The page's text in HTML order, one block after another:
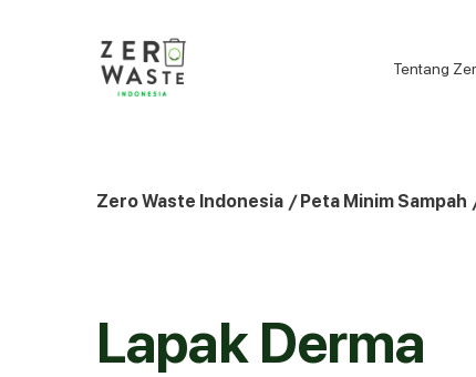
Tentang
Zero Waste Indonesia / Peta Minim Sampah
Lapak Derma